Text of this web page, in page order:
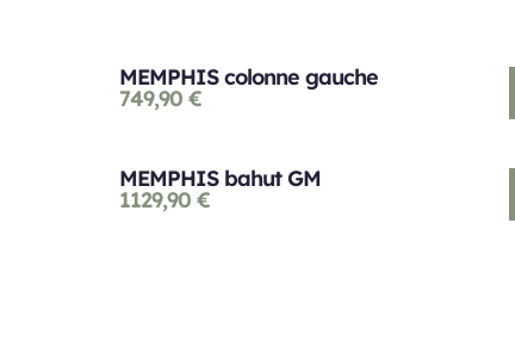
MEMPHIS colonne gauche
749,90 €
MEMPHIS bahut GM
1129,90 €